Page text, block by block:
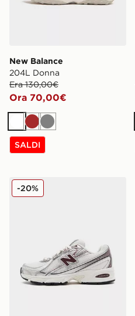
New Balance
204L Donna
Era 130,00€
Ora 70,00€
BiancoMarrone
Grigio
SALDI
New Balance 740 Donna
-20%